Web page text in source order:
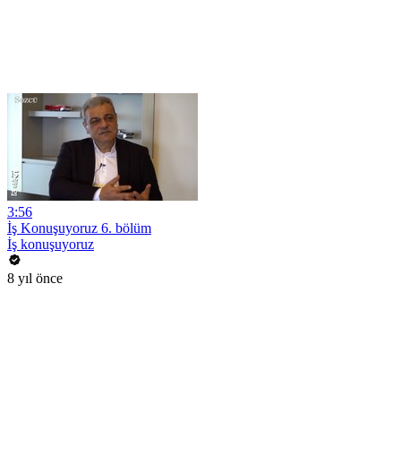
3:56
İş Konuşuyoruz 6. bölüm
İş konuşuyoruz
8 yıl önce